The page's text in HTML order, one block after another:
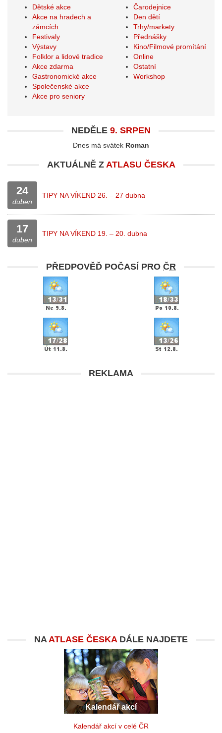
Dětské akce
Akce na hradech a
zámcích
Festivaly
Výstavy
Folklor a lidové tradice
Akce zdarma
Gastronomické akce
Společenské akce
Akce pro seniory
Čarodejnice
Den dětí
Trhy/markety
Přednášky
Kino/Filmové promítání
Online
Ostatní
Workshop
NEDĚLE 9. SRPEN
Dnes má svátek Roman
AKTUÁLNĚ Z ATLASU ČESKA
24
duben
TIPY NA VÍKEND 26. – 27 dubna
17
duben
TIPY NA VÍKEND 19. – 20. dubna
PŘEDPOVĚĎ POČASÍ PRO ČR
REKLAMA
NAATLASE ČESKADÁLE NAJDETE
Kalendář akcí
Kalendář akcí v celé ČR